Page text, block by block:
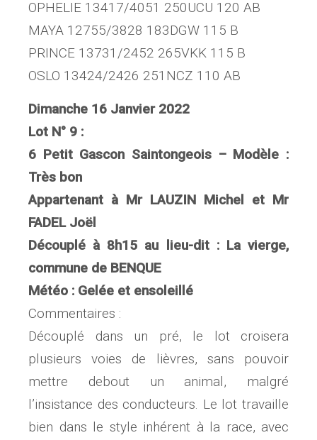
OPHELIE 13417/4051 250UCU 120 AB
MAYA 12755/3828 183DGW 115 B
PRINCE 13731/2452 265VKK 115 B
OSLO 13424/2426 251NCZ 110 AB
Dimanche 16 Janvier 2022
Lot N° 9 :
6 Petit Gascon Saintongeois – Modèle :
Très bon
Appartenant à Mr LAUZIN Michel et Mr
FADEL Joël
Découplé à 8h15 au lieu-dit : La vierge,
commune de BENQUE
Météo : Gelée et ensoleillé
Commentaires :
Découplé dans un pré, le lot croisera
plusieurs voies de lièvres, sans pouvoir
mettre debout un animal, malgré
l’insistance des conducteurs. Le lot travaille
bien dans le style inhérent à la race, avec